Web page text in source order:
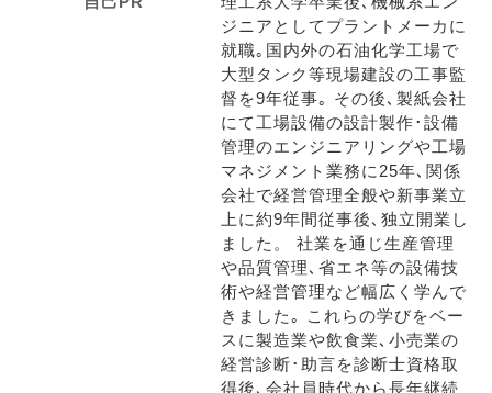
ジニアとしてプラントメーカに
就職｡国内外の石油化学工場で
大型タンク等現場建設の工事監
督を9年従事｡ その後､製紙会社
にて工場設備の設計製作･設備
管理のエンジニアリングや工場
マネジメント業務に25年､関係
会社で経営管理全般や新事業立
上に約9年間従事後､独立開業し
ました。 社業を通じ生産管理
や品質管理､省エネ等の設備技
術や経営管理など幅広く学んで
きました｡ これらの学びをベー
スに製造業や飲食業､小売業の
経営診断･助言を診断士資格取
得後､会社員時代から長年継続